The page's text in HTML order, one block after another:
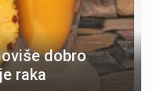
dobro
raka